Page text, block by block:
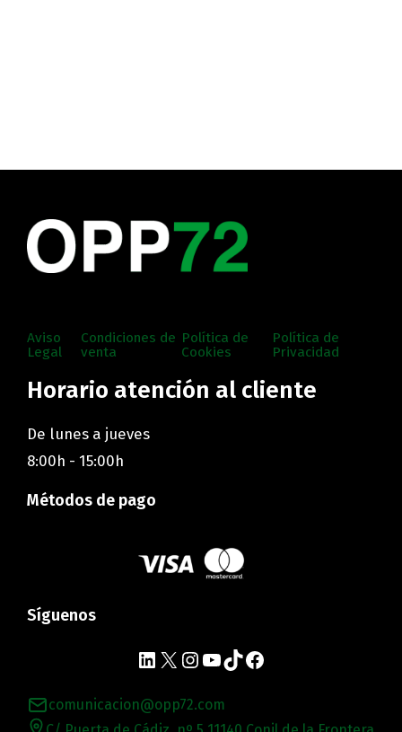
Aviso
Legal
Condiciones de
venta
Política de
Cookies
Política de
Privacidad
Horario atención al cliente
De lunes a jueves
8:00h - 15:00h
Métodos de pago
Síguenos
comunicacion@opp72.com